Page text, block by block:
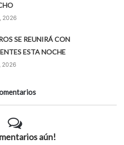
2026
SE REUNIRÁ CON
ESTA NOCHE
2026
aún!